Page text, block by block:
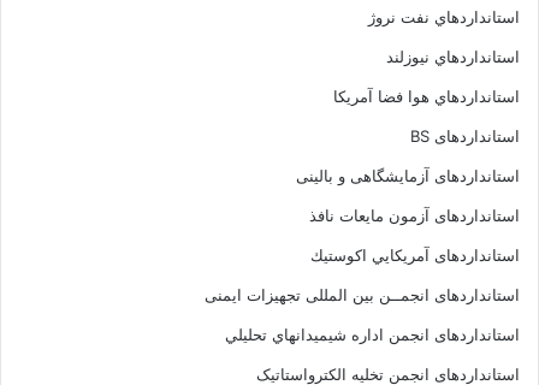
استانداردهاي نفت نروژ
استانداردهاي نيوزلند
استانداردهاي هوا فضا آمريکا
استانداردهای BS
استانداردهای آزمایشگاهی و بالینی
استانداردهای آزمون مایعات نافذ
استانداردهای آمريكايي اكوستيك
استانداردهای انجمــن بين المللى تجهيزات ايمنى
استانداردهای انجمن اداره شيميدانهاي تحليلي
استانداردهای انجمن تخليه الکترواستاتيک